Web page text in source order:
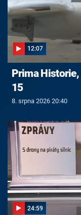
12:07
Prima
15
8. srpna 2026 20:40
24:59